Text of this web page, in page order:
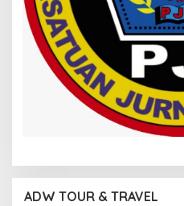
ADW TOUR & TRAVEL